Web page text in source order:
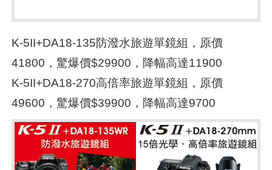
K-5II+DA18-135防潑水旅遊單鏡組，原價
41800，驚爆價$29900，降幅高達11900
K-5II+DA18-270高倍率旅遊單鏡組，原價
49600，驚爆價$39900，降幅高達9700